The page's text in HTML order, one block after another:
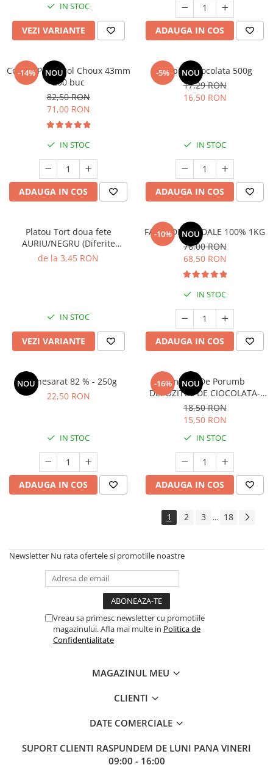
IN STOC
VEZI VARIANTE ADAUGA IN COS
-14% NOU
Coji de Profiterol Choux 43mm
200 buc
82,50 RON
71,00 RON
IN STOC
ADAUGA IN COS
-5% NOU
Topping Ciocolata 500g
17,29 RON
16,50 RON
IN STOC
ADAUGA IN COS
Platou Tort doua fete
AURIU/NEGRU (Diferite
dimensiuni)
de la 3,45 RON
IN STOC
VEZI VARIANTE
-10% NOU
FAINA DE MIGDALE 100% 1KG
76,00 RON
68,50 RON
IN STOC
ADAUGA IN COS
NOU
Unt nesarat 82 % - 250g
22,50 RON
IN STOC
ADAUGA IN COS
-16% NOU
Amidon De Porumb
DEPOZITUL DE CIOCOLATA-
1kg
18,50 RON
15,50 RON
IN STOC
ADAUGA IN COS
1 2 3 ... 18
Newsletter Nu rata ofertele si promotiile noastre
Vreau sa primesc newsletter cu promotiile
magazinului. Afla mai multe in Politica de
Confidentialitate
MAGAZINUL MEU
CLIENTI
DATE COMERCIALE
SUPORT CLIENTI RASPUNDEM DE LUNI PANA VINERI
09:00 - 16:00